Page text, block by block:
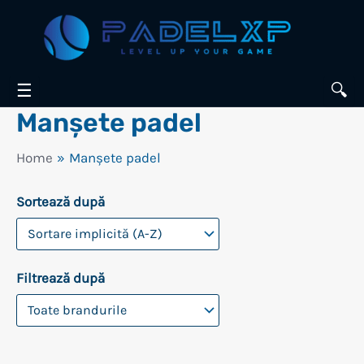
☰ 🔍
Manșete padel
Home Manșete padel
Sortează după
Filtrează după